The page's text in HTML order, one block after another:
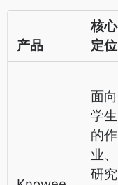
产品
核心
定位
面向
学生
的作
业、
研究